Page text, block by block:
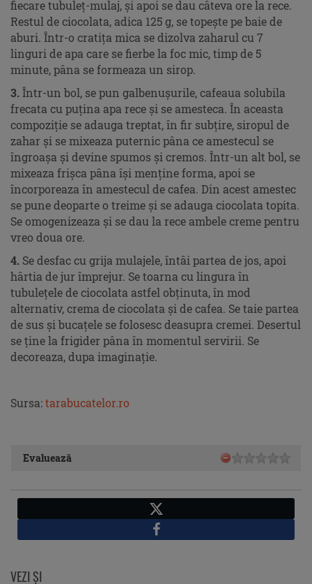
fiecare tubuleţ-mulaj, şi apoi se dau câteva ore la rece.
Restul de ciocolata, adica 125 g, se topește pe baie de
aburi. Într-o cratiţa mica se dizolva zaharul cu 7
linguri de apa care se fierbe la foc mic, timp de 5
minute, pâna se formeaza un sirop.
3.Într-un bol, se pun galbenuşurile, cafeaua solubila
frecata cu puţina apa rece şi se amesteca. În aceasta
compoziţie se adauga treptat, în fir subţire, siropul de
zahar şi se mixeaza puternic pâna ce amestecul se
îngroaşa şi devine spumos şi cremos. Într-un alt bol, se
mixeaza frişca pâna îşi menţine forma, apoi se
încorporeaza în amestecul de cafea. Din acest amestec
se pune deoparte o treime şi se adauga ciocolata topita.
Se omogenizeaza şi se dau la rece ambele creme pentru
vreo doua ore.
4. Se desfac cu grija mulajele, întâi partea de jos, apoi
hârtia de jur împrejur. Se toarna cu lingura în
tubuleţele de ciocolata astfel obţinuta, în mod
alternativ, crema de ciocolata şi de cafea. Se taie partea
de sus şi bucaţele se folosesc deasupra cremei. Desertul
se ţine la frigider pâna în momentul servirii. Se
decoreaza, dupa imaginaţie.
Sursa:tarabucatelor.ro
Evaluează
XFacebook
VEZI ŞI